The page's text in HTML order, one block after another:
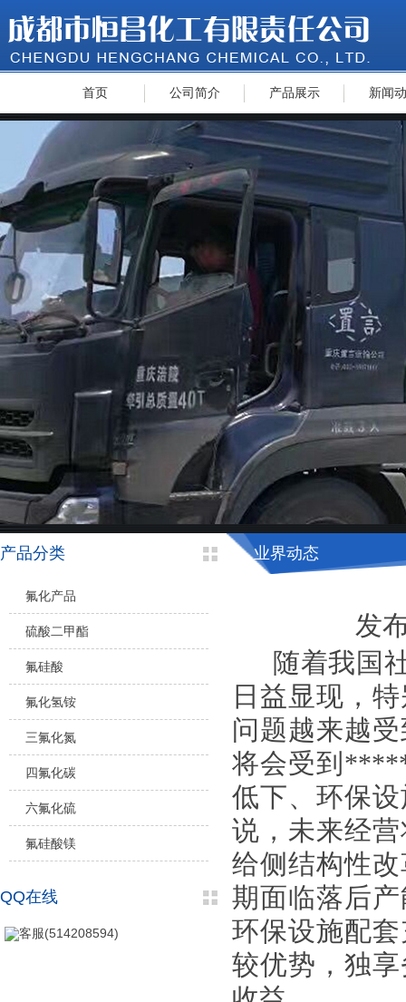
首页 公司简介 产品展示 新闻
业界动态
发
随着我国
日益显现，
问题越来越
将会受到
低下、环保
说，未来经
给侧结构性
期面临落后
环保设施配
较优势，独
产品分类
氟化产品
硫酸二甲酯
氟硅酸
氟化氢铵
三氟化氮
四氟化碳
六氟化硫
氟硅酸镁
QQ在线
客服(514208594)